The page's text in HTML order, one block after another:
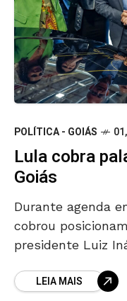
POLÍTICA - GOIÁS
Lula cobra
Goiás
Durante agenda
cobrou
presidente Luiz
político em Goiás
LEIA MAIS